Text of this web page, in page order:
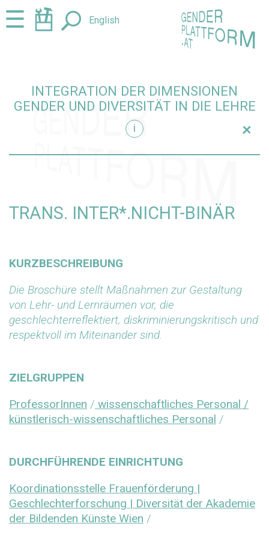
Zum
Seiteninhalt
Zur
Navigation
☰ English
INTEGRATION DER DIMENSIONEN
GENDER UND DIVERSITÄT IN DIE LEHRE
i
+
TRANS. INTER*.NICHT-BINÄR
KURZBESCHREIBUNG
Die Broschüre stellt Maßnahmen zur Gestaltung
von Lehr- und Lernräumen vor, die
geschlechterreflektiert, diskriminierungskritisch und
respektvoll im Miteinander sind.
ZIELGRUPPEN
ProfessorInnen / wissenschaftliches Personal /
künstlerisch-wissenschaftliches Personal /
DURCHFÜHRENDE EINRICHTUNG
Koordinationsstelle Frauenförderung |
Geschlechterforschung | Diversität der Akademie
der Bildenden Künste Wien /